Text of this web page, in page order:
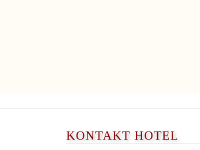
KONTAKT HOTEL